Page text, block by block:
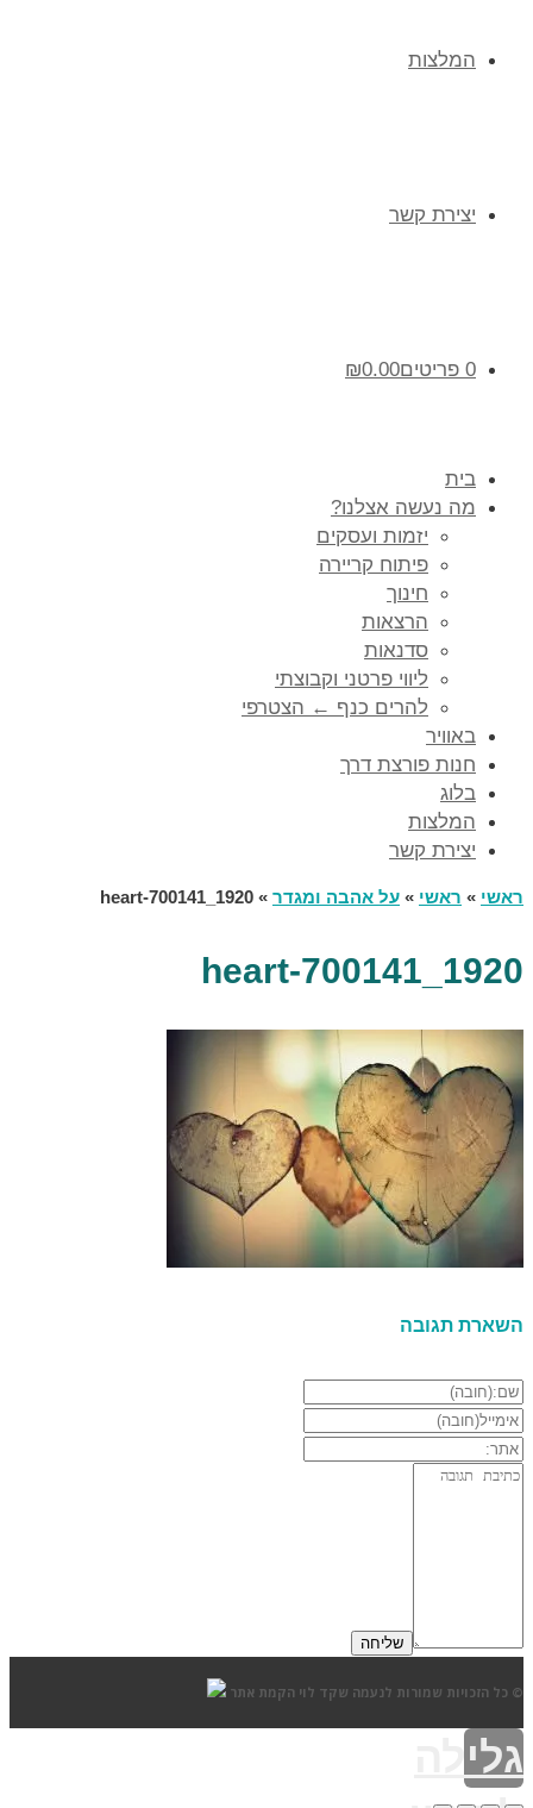
המלצות
יצירת קשר
0 פריטים ₪0.00
בית
מה נעשה אצלנו?
יזמות ועסקים
פיתוח קריירה
חינוך
הרצאות
סדנאות
ליווי פרטני וקבוצתי
להרים כנף ← הצטרפי
באוויר
חנות פורצת דרך
בלוג
המלצות
יצירת קשר
ראשי » ראשי » על אהבה ומגדר »
heart-700141_1920
heart-700141_1920
השארת תגובה
© כל הזכויות שמורות לנעמה שקד לוי הקמת אתר
גלילה